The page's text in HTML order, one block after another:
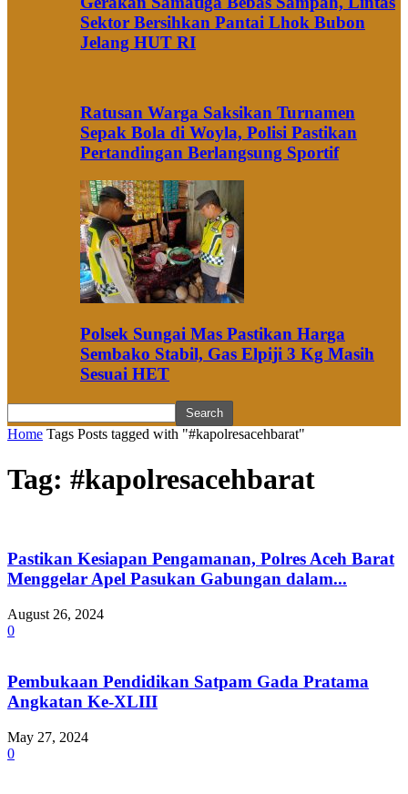
Sektor Bersihkan Pantai Lhok Bubon
Jelang HUT RI
Ratusan Warga Saksikan Turnamen
Sepak Bola di Woyla, Polisi Pastikan
Pertandingan Berlangsung Sportif
Polsek Sungai Mas Pastikan Harga
Sembako Stabil, Gas Elpiji 3 Kg Masih
Sesuai HET
Home Tags Posts tagged with "#kapolresacehbarat"
Tag: #kapolresacehbarat
Pastikan Kesiapan Pengamanan, Polres Aceh Barat
Menggelar Apel Pasukan Gabungan dalam...
August 26, 2024
0
Pembukaan Pendidikan Satpam Gada Pratama
Angkatan Ke-XLIII
May 27, 2024
0